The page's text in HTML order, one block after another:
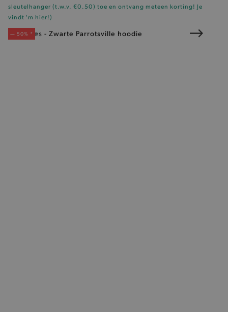
sleutelhanger (t.w.v. €0.50) toe en ontvang meteen korting! Je
vindt 'm hier!)
— 50% *